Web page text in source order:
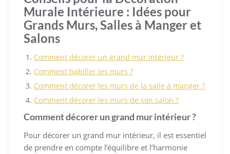
Murale Intérieure : Idées pour
Grands Murs, Salles à Manger et
Salons
Comment décorer un grand mur intérieur ?
Comment habiller les murs ?
Comment décorer les murs de la salle à manger ?
Comment décorer les murs de son salon ?
Comment décorer un grand mur intérieur ?
Pour décorer un grand mur intérieur, il est essentiel
de prendre en compte l’équilibre et l’harmonie